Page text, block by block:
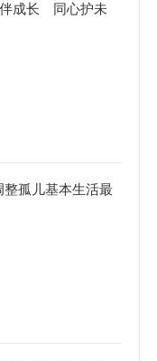
伴成长 同心护未
孤儿基本生活最